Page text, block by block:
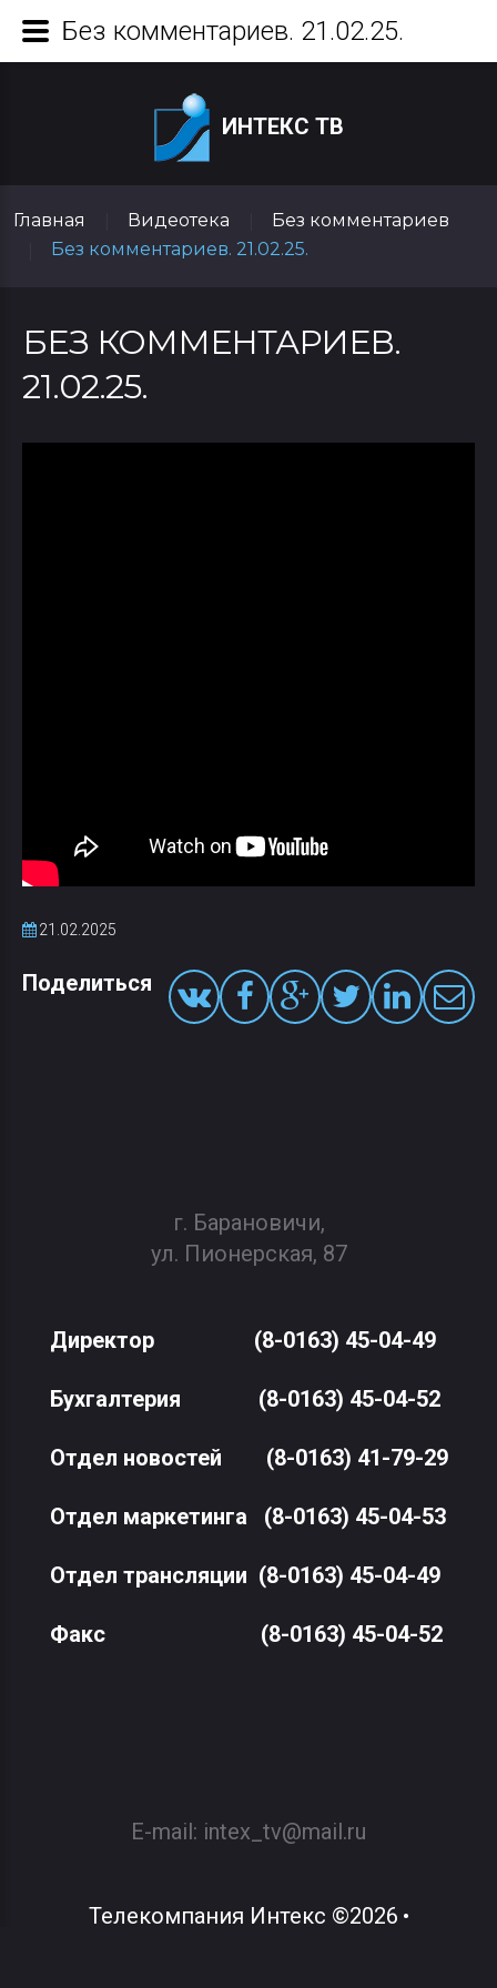
ИНТЕКС ТВ
Главная Видеотека
Без комментариев
Без комментариев. 21.02.25.
БЕЗ КОММЕНТАРИЕВ.
21.02.25.
21.02.2025
Поделиться
г. Барановичи,
ул. Пионерская, 87
Директор (8-0163) 45-04-49
Бухгалтерия (8-0163) 45-04-52
Отдел новостей (8-0163) 41-79-29
Отдел маркетинга (8-0163) 45-04-53
Отдел трансляции (8-0163) 45-04-49
Факс(8-0163) 45-04-52
E-mail: intex_tv@mail.ru
Телекомпания Интекс ©2026
Без комментариев. 21.02.25.